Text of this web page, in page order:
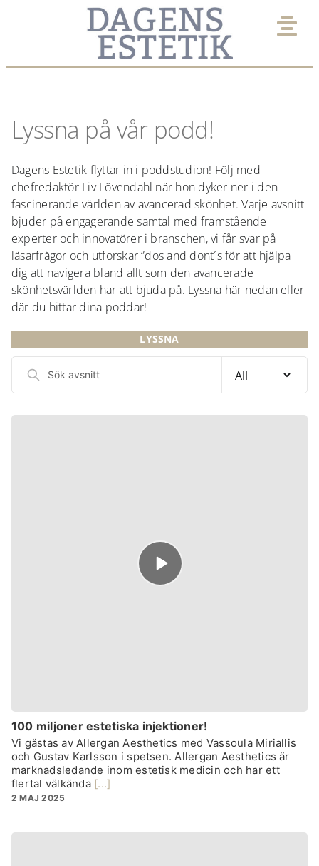
EXPERTPANEL
KLINIK
UTVALT
VIMMEL
PODD
Lyssna på vår podd!
Dagens Estetik flyttar in i poddstudion! Följ med
chefredaktör Liv Lövendahl när hon dyker ner i den
fascinerande världen av avancerad skönhet. Varje avsnitt
bjuder på engagerande samtal med framstående
experter och innovatörer i branschen, vi får svar på
läsarfrågor och utforskar ”dos and dont´s för att hjälpa
dig att navigera bland allt som den avancerade
skönhetsvärlden har att bjuda på. Lyssna här nedan eller
där du hittar dina poddar!
LYSSNA
Sök
avsnitt
Episode
play
icon
100 miljoner estetiska injektioner!
Vi gästas av Allergan Aesthetics med Vassoula Miriallis
och Gustav Karlsson i spetsen. Allergan Aesthetics är
marknadsledande inom estetisk medicin och har ett
flertal välkända[...]
2 MAJ 2025